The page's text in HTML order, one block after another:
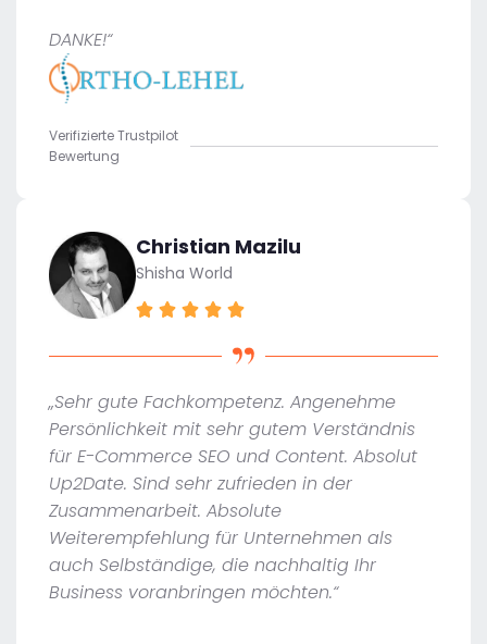
DANKE!“
Verifizierte Trustpilot
Bewertung
Christian Mazilu
Shisha World
„Sehr gute Fachkompetenz. Angenehme
Persönlichkeit mit sehr gutem Verständnis
für E-Commerce SEO und Content. Absolut
Up2Date. Sind sehr zufrieden in der
Zusammenarbeit. Absolute
Weiterempfehlung für Unternehmen als
auch Selbständige, die nachhaltig Ihr
Business voranbringen möchten.“